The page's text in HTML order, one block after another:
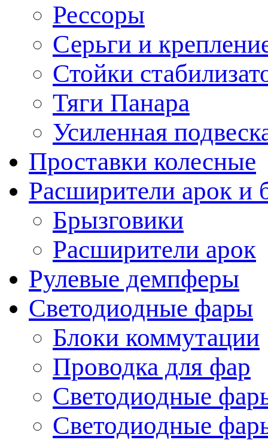
Рессоры
Серьги и
Стойки
Тяги Панара
Усиленная
Проставки колесные
Расширители арок и
Брызговики
Расширители арок
Рулевые демпферы
Светодиодные фары
Блоки коммутации
Проводка для фар
Светодиодные
Светодиодные